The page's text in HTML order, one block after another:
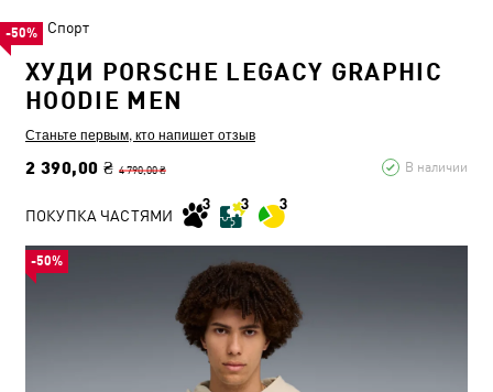
Спорт
ХУДИ PORSCHE LEGACY GRAPHIC
HOODIE MEN
Станьте первым, кто напишет отзыв
2 390,00 ₴ 4 790,00 ₴ В наличии
-50%
ПОКУПКА ЧАСТЯМИ
-50%